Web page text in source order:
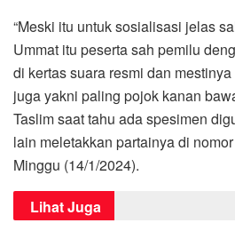
“Meski itu untuk sosialisasi jelas
Ummat itu peserta sah pemilu
di kertas suara resmi dan
juga yakni paling pojok kanan
Taslim saat tahu ada spesimen
lain meletakkan partainya di
Minggu (14/1/2024).
Lihat Juga